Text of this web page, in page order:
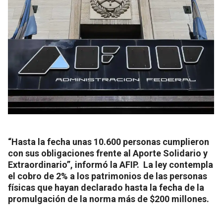
“Hasta la fecha unas 10.600 personas cumplieron
con sus obligaciones frente al Aporte Solidario y
Extraordinario”, informó la AFIP. La ley contempla
el cobro de 2% a los patrimonios de las personas
físicas que hayan declarado hasta la fecha de la
promulgación de la norma más de $200 millones.